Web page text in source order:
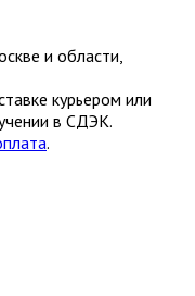
и области,
курьером или
в СДЭК.
.